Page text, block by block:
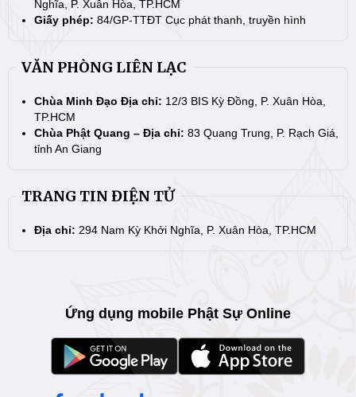
Nghĩa, P. Xuân Hòa, TP.HCM
Giấy phép: 84/GP-TTĐT Cục phát thanh, truyền hình
VĂN PHÒNG LIÊN LẠC
Chùa Minh Đạo Địa chỉ: 12/3 BIS Kỳ Đồng, P. Xuân Hòa,
TP.HCM
Chùa Phật Quang – Địa chỉ: 83 Quang Trung, P. Rạch Giá,
tỉnh An Giang
TRANG TIN ĐIỆN TỬ
Địa chỉ: 294 Nam Kỳ Khởi Nghĩa, P. Xuân Hòa, TP.HCM
Ứng dụng mobile Phật Sự Online